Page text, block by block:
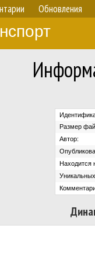
Обновления
Размер
Автор:
Находится